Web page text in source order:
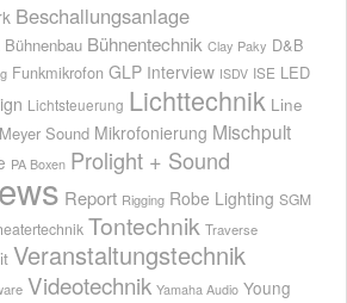
Beschallungsanlage
Bühnenbau Bühnentechnik Clay Paky D&B
Funkmikrofon GLP Interview ISDV ISE LED
Lichtsteuerung Lichttechnik Line
Meyer Sound Mikrofonierung Mischpult
PA Boxen Prolight + Sound
Report Rigging Robe Lighting SGM
Tontechnik Traverse
Veranstaltungstechnik
Videotechnik Yamaha Audio Young